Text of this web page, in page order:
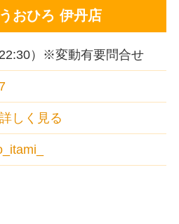
おひろ 伊丹店
）※変動有要問合せ
しく見る